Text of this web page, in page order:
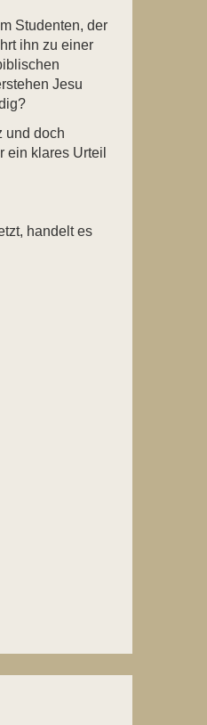
Studenten, der
ihn zu einer
Jesu
und doch
ein klares Urteil
handelt es